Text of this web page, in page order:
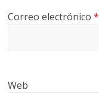
Correo electrónico*
Web